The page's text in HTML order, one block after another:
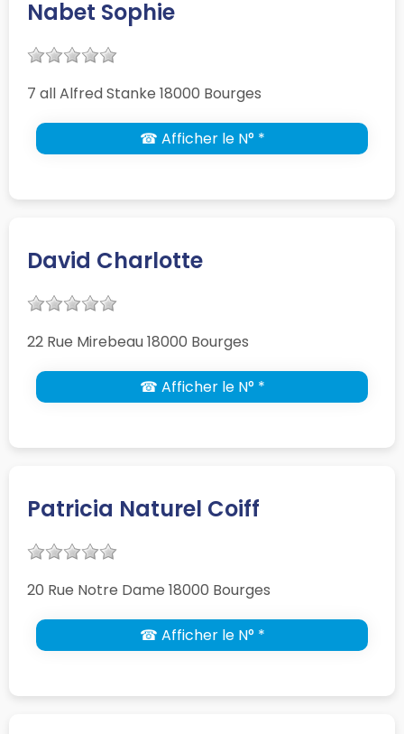
Nabet Sophie
7 all Alfred Stanke 18000 Bourges
☎ Afficher le N° *
David Charlotte
22 Rue Mirebeau 18000 Bourges
☎ Afficher le N° *
Patricia Naturel Coiff
20 Rue Notre Dame 18000 Bourges
☎ Afficher le N° *